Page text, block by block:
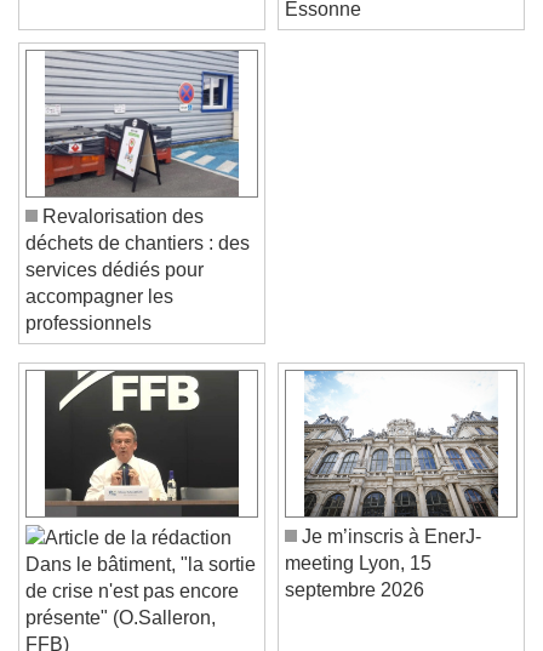
Video Player is loading.
Play
Skip Backward
Skip Forward
Unmute
Current Time
/
Duration-:-
Loaded:0%
Stream TypeLIVE
Seek to live, currently behind live LIVE
Remaining Time-0:00
Essonne
Revalorisation des
déchets de chantiers : des
services dédiés pour
accompagner les
professionnels
Dans le bâtiment, "la sortie
de crise n'est pas encore
présente" (O.Salleron,
FFB)
Je m’inscris à EnerJ-
meeting Lyon, 15
septembre 2026